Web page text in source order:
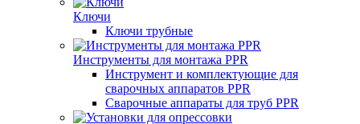
Ключи
Ключи трубные
Инструменты для монтажа PPR
Инструмент и комплектующие для
сварочных аппаратов PPR
Сварочные аппараты для труб PPR